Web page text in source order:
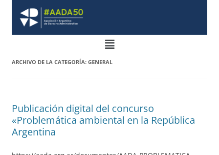
ARCHIVO DE LA CATEGORÍA: GENERAL
Publicación digital del concurso
«Problemática ambiental en la República
Argentina